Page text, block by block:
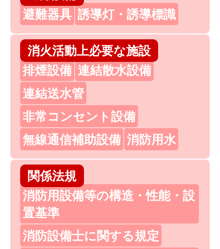
避難器具 誘導灯・誘導標識
消火活動上必要な施設
排煙設備 連結散水設備
連結送水管
非常コンセント設備
無線通信補助設備 消防用水
関係法規
消防用設備等の構造・性能・設
置基準
消防設備士に関する規定